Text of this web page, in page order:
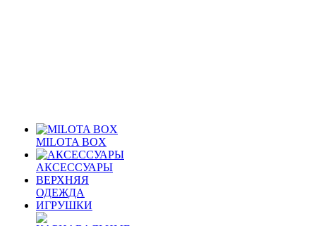
MILOTA BOX
АКСЕССУАРЫ
ВЕРХНЯЯ
ОДЕЖДА
ИГРУШКИ